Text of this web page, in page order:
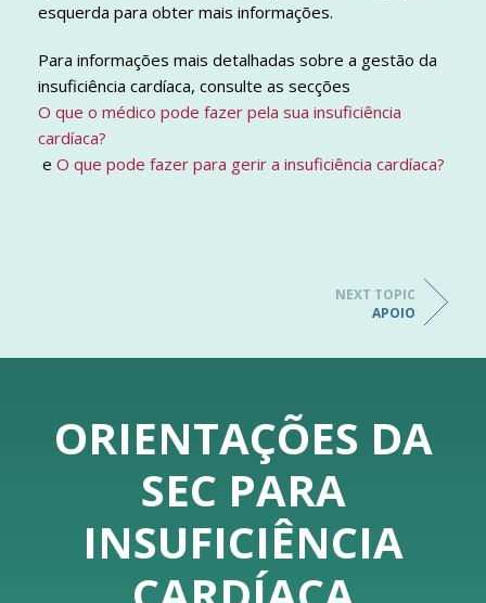
esquerda para obter mais informações.
Para informações mais detalhadas sobre a gestão da
insuficiência cardíaca, consulte as secções
O que o médico pode fazer pela sua insuficiência
cardíaca?
e O que pode fazer para gerir a insuficiência cardíaca?
NEXT TOPIC
APOIO
ORIENTAÇÕES DA
SEC PARA
INSUFICIÊNCIA